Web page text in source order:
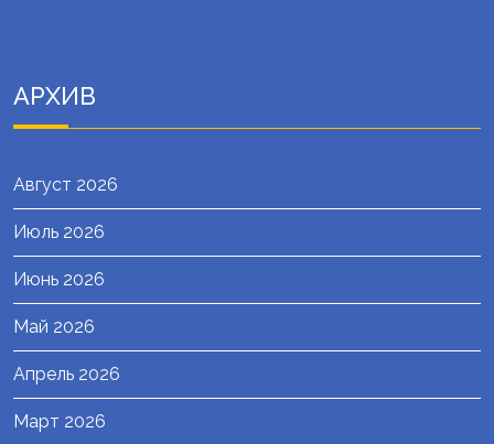
АРХИВ
Август 2026
Июль 2026
Июнь 2026
Май 2026
Апрель 2026
Март 2026